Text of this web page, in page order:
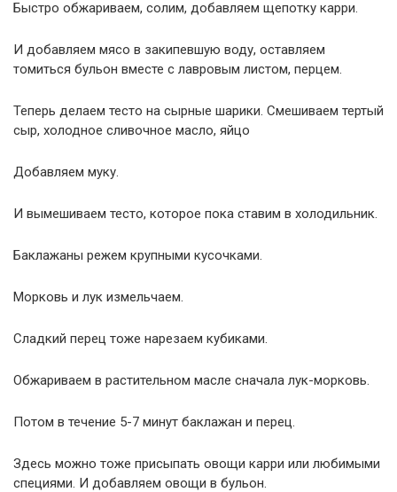
Быстро обжариваем, солим, добавляем щепотку карри.
И добавляем мясо в закипевшую воду, оставляем
томиться бульон вместе с лавровым листом, перцем.
Теперь делаем тесто на сырные шарики. Смешиваем тертый
сыр, холодное сливочное масло, яйцо
Добавляем муку.
И вымешиваем тесто, которое пока ставим в холодильник.
Баклажаны режем крупными кусочками.
Морковь и лук измельчаем.
Сладкий перец тоже нарезаем кубиками.
Обжариваем в растительном масле сначала лук-морковь.
Потом в течение 5-7 минут баклажан и перец.
Здесь можно тоже присыпать овощи карри или любимыми
специями. И добавляем овощи в бульон.